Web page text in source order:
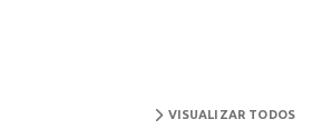
VISUALIZAR TODOS